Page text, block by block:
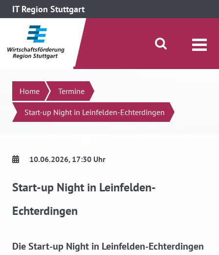
IT Region Stuttgart
direkt zum Inhalt dieser Seite
direkt zum Menü springen
Suche öffnen/schließen
Suchen
Home Termine
Start-up Night in Leinfelden-Echterdingen
10.06.2026, 17:30 Uhr
Start-up Night in Leinfelden-
Echterdingen
Die Start-up Night in Leinfelden-Echterdingen